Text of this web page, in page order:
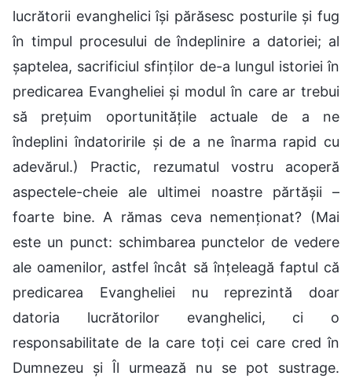
lucrătorii evanghelici își părăsesc posturile și fug
în timpul procesului de îndeplinire a datoriei; al
șaptelea, sacrificiul sfinților de-a lungul istoriei în
predicarea Evangheliei și modul în care ar trebui
să prețuim oportunitățile actuale de a ne
îndeplini îndatoririle și de a ne înarma rapid cu
adevărul.) Practic, rezumatul vostru acoperă
aspectele-cheie ale ultimei noastre părtășii –
foarte bine. A rămas ceva nemenționat? (Mai
este un punct: schimbarea punctelor de vedere
ale oamenilor, astfel încât să înțeleagă faptul că
predicarea Evangheliei nu reprezintă doar
datoria lucrătorilor evanghelici, ci o
responsabilitate de la care toți cei care cred în
Dumnezeu și Îl urmează nu se pot sustrage.